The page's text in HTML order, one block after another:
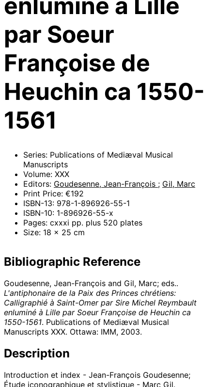
par Soeur
Françoise de
Heuchin ca 1550-
1561
Series: Publications of Mediæval Musical
Manuscripts
Volume: XXX
Editors: Goudesenne, Jean-François ; Gil, Marc
Print Price: €192
ISBN-13: 978-1-896926-55-1
ISBN-10: 1-896926-55-x
Pages: cxxxi pp. plus 520 plates
Size: 18 x 25 cm
Bibliographic Reference
Goudesenne, Jean-François and Gil, Marc; eds..
L'antiphonaire de la Paix des Princes chrétiens:
Calligraphié à Saint-Omer par Sire Michel Reymbault
enluminé à Lille par Soeur Françoise de Heuchin ca
1550-1561. Publications of Mediæval Musical
Manuscripts XXX. Ottawa: IMM, 2003.
Description
Introduction et index - Jean-François Goudesenne;
Étude iconographique et stylistique - Marc Gil.